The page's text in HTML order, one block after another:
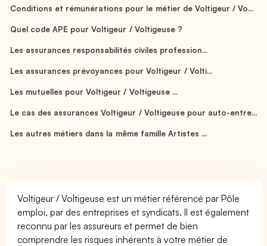
Conditions et rémunérations pour le métier de Voltigeur / Vo...
Quel code APE pour Voltigeur / Voltigeuse ?
Les assurances responsabilités civiles profession...
Les assurances prévoyances pour Voltigeur / Volti...
Les mutuelles pour Voltigeur / Voltigeuse ...
Le cas des assurances Voltigeur / Voltigeuse pour auto-entre...
Les autres métiers dans la même famille Artistes ...
Voltigeur / Voltigeuse est un métier référencé par Pôle
emploi, par des entreprises et syndicats. Il est également
reconnu par les assureurs et permet de bien
comprendre les risques inhérents à votre métier de